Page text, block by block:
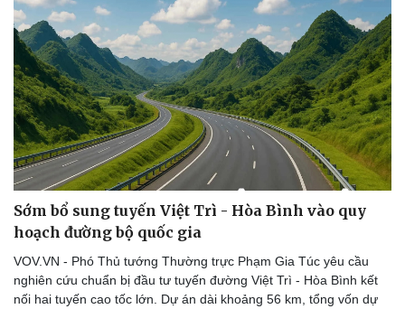
Sớm bổ sung tuyến Việt Trì - Hòa Bình vào quy
hoạch đường bộ quốc gia
VOV.VN - Phó Thủ tướng Thường trực Phạm Gia Túc yêu cầu
nghiên cứu chuẩn bị đầu tư tuyến đường Việt Trì - Hòa Bình kết
nối hai tuyến cao tốc lớn. Dự án dài khoảng 56 km, tổng vốn dự